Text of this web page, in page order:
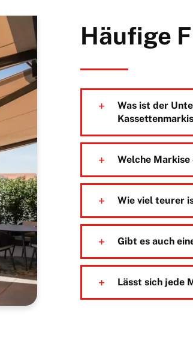
Häufige
Was ist der
Welche
Wie viel teurer
Gibt es auch
Lässt sich jede